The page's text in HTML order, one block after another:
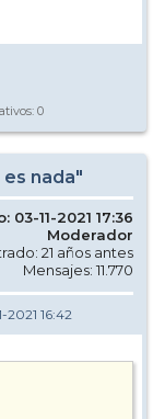
0
es nada"
03-11-2021 17:36
Moderador
21 años antes
Mensajes: 11.770
2021 16:42